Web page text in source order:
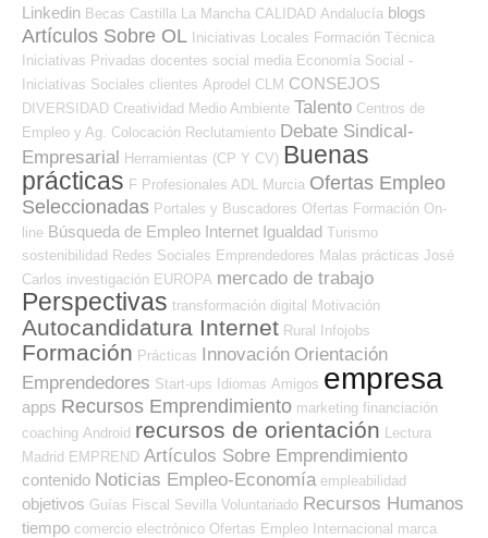
Linkedin Becas Castilla La Mancha CALIDAD Andalucía blogs
Artículos Sobre OL Iniciativas Locales Formación Técnica
Iniciativas Privadas docentes social media Economía Social -
Iniciativas Sociales clientes Aprodel CLM CONSEJOS
DIVERSIDAD Creatividad Medio Ambiente Talento Centros de
Empleo y Ag. Colocación Reclutamiento Debate Sindical-
Empresarial Herramientas (CP Y CV) Buenas
prácticas F Profesionales ADL Murcia Ofertas Empleo
Seleccionadas Portales y Buscadores Ofertas Formación On-
line Búsqueda de Empleo Internet Igualdad Turismo
sostenibilidad Redes Sociales Emprendedores Malas prácticas José
Carlos investigación EUROPA mercado de trabajo
Perspectivas transformación digital Motivación
Autocandidatura Internet Rural Infojobs
Formación Prácticas Innovación Orientación
Emprendedores Start-ups Idiomas Amigos empresa
apps Recursos Emprendimiento marketing financiación
coaching Android recursos de orientación
Lectura
Madrid EMPREND Artículos Sobre Emprendimiento
contenido Noticias Empleo-Economía empleabilidad
objetivos Guías Fiscal Sevilla Voluntariado Recursos Humanos
tiempo comercio electrónico Ofertas Empleo Internacional marca